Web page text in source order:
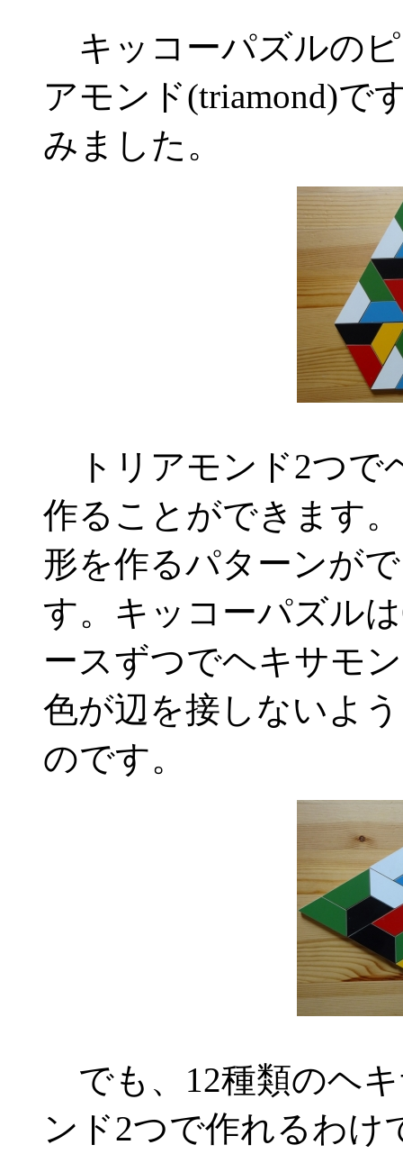
キッコーパズルの
アモンド(triamond)で
みました。
トリアモンド2つで
作ることができます
形を作るパターンが
す。キッコーパズル
ースずつでヘキサモ
色が辺を接しないよ
のです。
でも、12種類のヘ
ンド2つで作れるわけ